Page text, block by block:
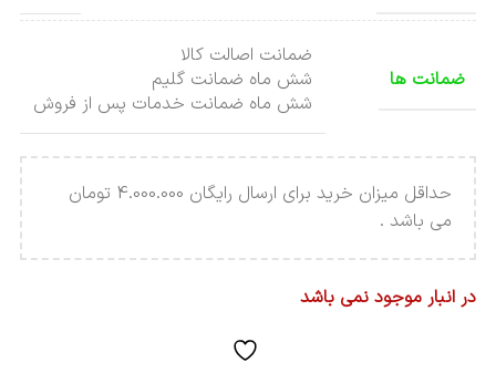
ضمانت ها
ضمانت اصالت کالا
شش ماه ضمانت گلیم
شش ماه ضمانت خدمات پس از فروش
حداقل میزان خرید برای ارسال رایگان 4.000.000 تومان
می باشد .
در انبار موجود نمی باشد